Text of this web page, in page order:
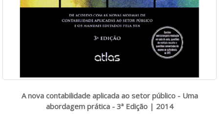
A nova contabilidade aplicada ao setor público - Uma
abordagem prática - 3ª Edição | 2014